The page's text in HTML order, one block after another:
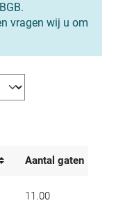
vragen wij u om
Aantal gaten
11.00